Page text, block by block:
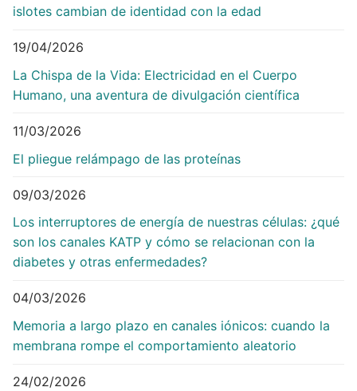
islotes cambian de identidad con la edad
19/04/2026
La Chispa de la Vida: Electricidad en el Cuerpo
Humano, una aventura de divulgación científica
11/03/2026
El pliegue relámpago de las proteínas
09/03/2026
Los interruptores de energía de nuestras células: ¿qué
son los canales KATP y cómo se relacionan con la
diabetes y otras enfermedades?
04/03/2026
Memoria a largo plazo en canales iónicos: cuando la
membrana rompe el comportamiento aleatorio
24/02/2026